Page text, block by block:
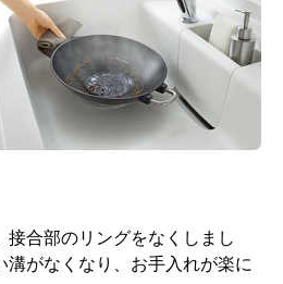
接合部のリングをなくしまし
溝がなくなり、お手入れが楽に